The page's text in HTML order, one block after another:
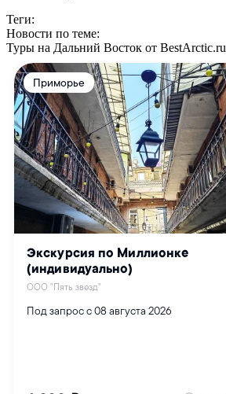
Теги:
Новости по теме:
Туры на Дальний Восток от BestArctic.ru